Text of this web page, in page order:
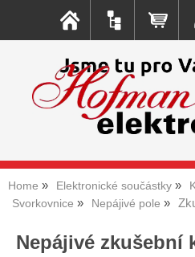
Home Elektronické součástky
Svorkovnice
Nepájivé pole
Nepájivé zkušební